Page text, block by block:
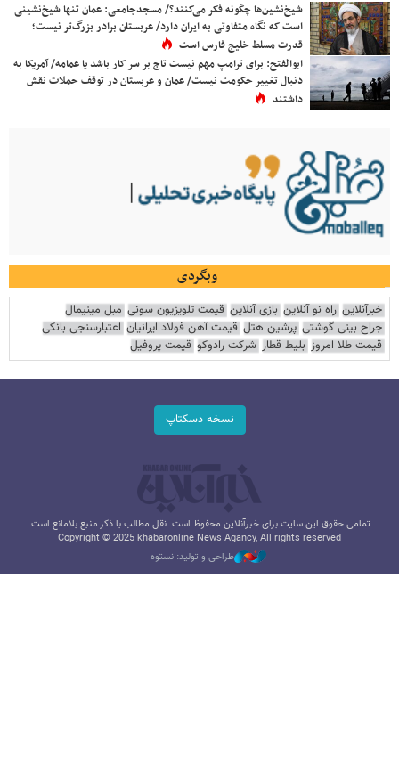
شیخ‌نشین‌ها چگونه فکر می‌کنند؟/ مسجدجامعی: عمان تنها شیخ‌نشینی
است که نگاه متفاوتی به ایران دارد/ عربستان برادر بزرگ‌تر نیست؛
قدرت مسلط خلیج فارس است
ابوالفتح: برای ترامپ مهم نیست تاج بر سر کار باشد یا عمامه/ آمریکا به
دنبال تغییر حکومت نیست/ عمان و عربستان در توقف حملات نقش
داشتند
وبگردی
خبرآنلاین راه نو آنلاین بازی آنلاین قیمت تلویزیون سونی مبل مینیمال
جراح بینی گوشتی پرشین هتل قیمت آهن فولاد ایرانیان اعتبارسنجی بانکی
قیمت طلا امروز بلیط قطار شرکت رادوکو قیمت پروفیل
نسخه دسکتاپ
تمامی حقوق این سایت برای خبرآنلاین محفوظ است. نقل مطالب با ذکر منبع بلامانع است.
Copyright © 2025 khabaronline News Agancy, All rights reserved
طراحی و تولید: نستوه